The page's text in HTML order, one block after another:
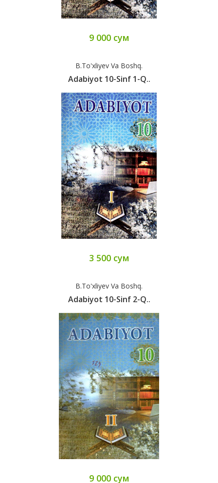
9 000 сум
B.To'xliyev Va Boshq.
Adabiyot 10-Sinf 1-Q..
3 500 сум
B.To'xliyev Va Boshq.
Adabiyot 10-Sinf 2-Q..
9 000 сум